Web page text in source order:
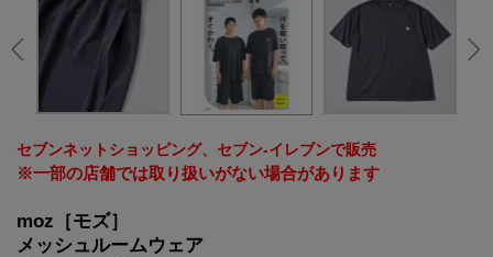
セブンネットショッピング、セブン‐イレブンで販売
※一部の店舗では取り扱いがない場合があります
moz［モズ］
メッシュルームウェア